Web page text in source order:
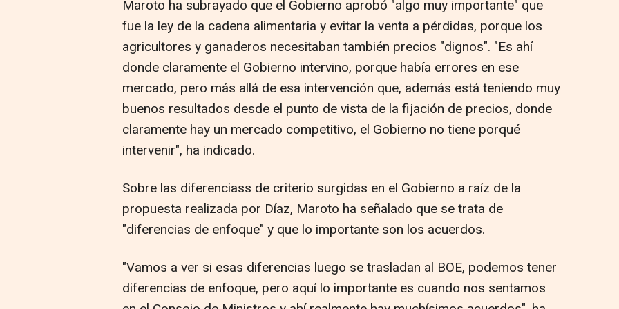
Maroto ha subrayado que el Gobierno aprobó "algo muy importante" que
fue la ley de la cadena alimentaria y evitar la venta a pérdidas, porque los
agricultores y ganaderos necesitaban también precios "dignos". "Es ahí
donde claramente el Gobierno intervino, porque había errores en ese
mercado, pero más allá de esa intervención que, además está teniendo muy
buenos resultados desde el punto de vista de la fijación de precios, donde
claramente hay un mercado competitivo, el Gobierno no tiene porqué
intervenir", ha indicado.
Sobre las diferenciass de criterio surgidas en el Gobierno a raíz de la
propuesta realizada por Díaz, Maroto ha señalado que se trata de
"diferencias de enfoque" y que lo importante son los acuerdos.
"Vamos a ver si esas diferencias luego se trasladan al BOE, podemos tener
diferencias de enfoque, pero aquí lo importante es cuando nos sentamos